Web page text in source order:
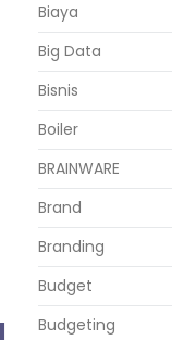
Biaya
Big Data
Bisnis
Boiler
BRAINWARE
Brand
Branding
Budget
Budgeting